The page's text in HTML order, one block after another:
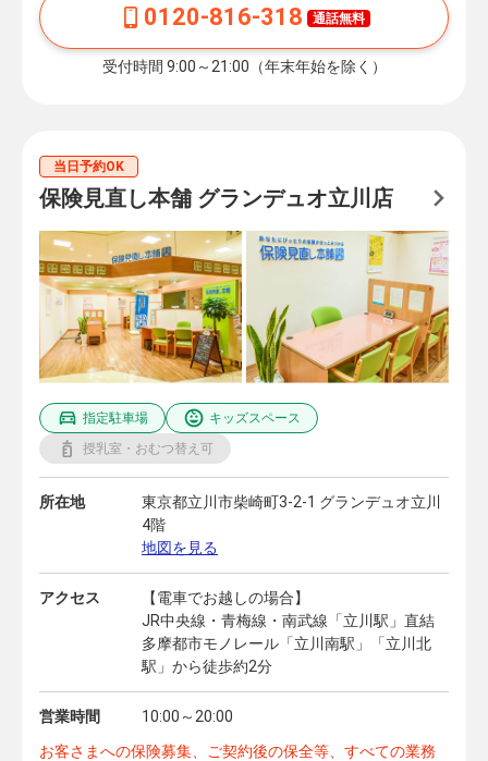
0120-816-318 通話無料
受付時間 9:00～21:00（年末年始を除く）
当日予約OK
保険見直し本舗 グランデュオ立川店
指定駐車場
キッズスペース
授乳室・おむつ替え可
所在地
東京都立川市柴崎町3-2-1 グランデュオ立川
4階
地図を見る
アクセス
【電車でお越しの場合】
JR中央線・青梅線・南武線「立川駅」直結
多摩都市モノレール「立川南駅」「立川北
駅」から徒歩約2分
営業時間
10:00～20:00
お客さまへの保険募集、ご契約後の保全等、すべての業務